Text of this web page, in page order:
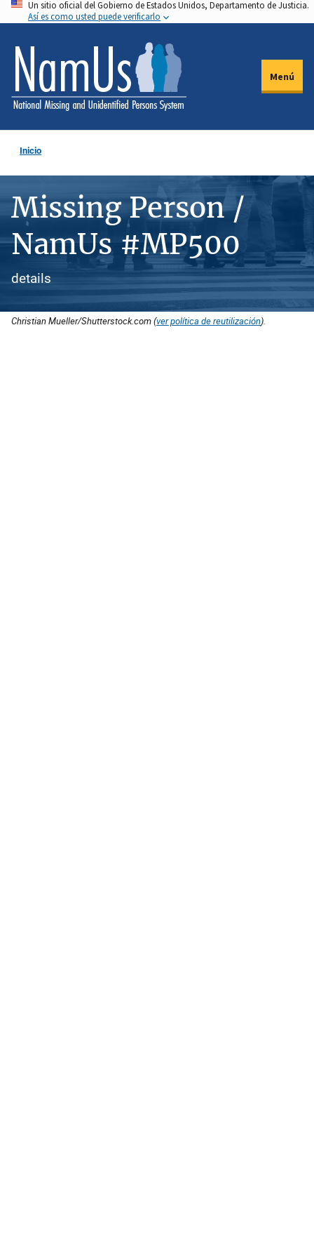
Pasar
al
contenido
principal
Un sitio oficial del Gobierno de Estados Unidos, Departamento de Justicia.
Así es como usted puede verificarlo
Menú
Inicio
Missing Person /
NamUs #MP500
details
Christian Mueller/Shutterstock.com (ver política de reutilización).